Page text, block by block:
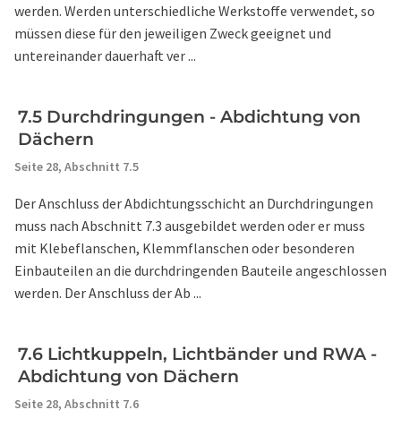
werden. Werden unterschiedliche Werkstoffe verwendet, so
müssen diese für den jeweiligen Zweck geeignet und
untereinander dauerhaft ver ...
7.5 Durchdringungen - Abdichtung von
Dächern
Seite 28, Abschnitt 7.5
Der Anschluss der Abdichtungsschicht an Durchdringungen
muss nach Abschnitt 7.3 ausgebildet werden oder er muss
mit Klebeflanschen, Klemmflanschen oder besonderen
Einbauteilen an die durchdringenden Bauteile angeschlossen
werden. Der Anschluss der Ab ...
7.6 Lichtkuppeln, Lichtbänder und RWA -
Abdichtung von Dächern
Seite 28, Abschnitt 7.6